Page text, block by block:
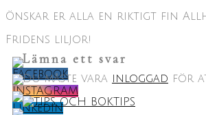
Önskar er alla en riktigt fin
Fridens liljor!
Lämna ett svar
Du måste vara inloggad för